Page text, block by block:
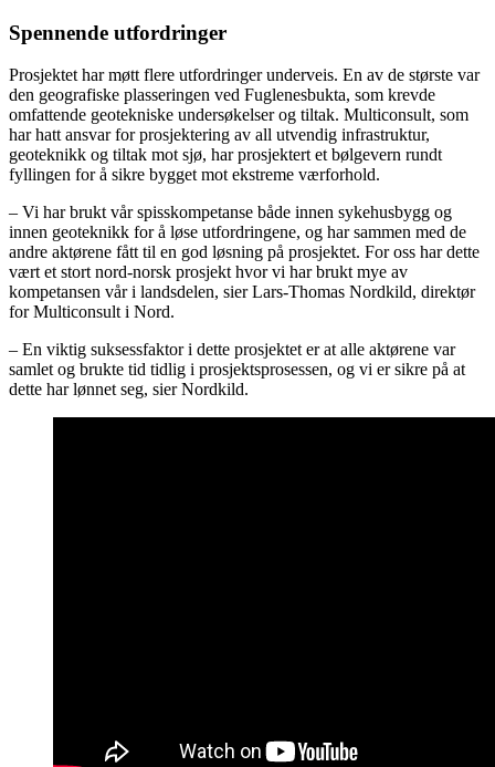
Spennende utfordringer
Prosjektet har møtt flere utfordringer underveis. En av de største var
den geografiske plasseringen ved Fuglenesbukta, som krevde
omfattende geotekniske undersøkelser og tiltak. Multiconsult, som
har hatt ansvar for prosjektering av all utvendig infrastruktur,
geoteknikk og tiltak mot sjø, har prosjektert et bølgevern rundt
fyllingen for å sikre bygget mot ekstreme værforhold.
– Vi har brukt vår spisskompetanse både innen sykehusbygg og
innen geoteknikk for å løse utfordringene, og har sammen med de
andre aktørene fått til en god løsning på prosjektet. For oss har dette
vært et stort nord-norsk prosjekt hvor vi har brukt mye av
kompetansen vår i landsdelen, sier Lars-Thomas Nordkild, direktør
for Multiconsult i Nord.
– En viktig suksessfaktor i dette prosjektet er at alle aktørene var
samlet og brukte tid tidlig i prosjektsprosessen, og vi er sikre på at
dette har lønnet seg, sier Nordkild.